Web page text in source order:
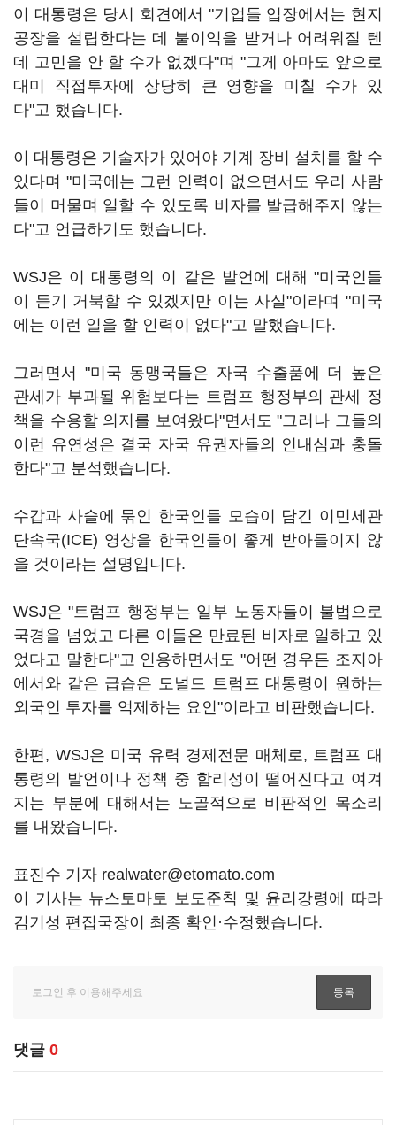
이 대통령은 당시 회견에서 "기업들 입장에서는 현지
공장을 설립한다는 데 불이익을 받거나 어려워질 텐
데 고민을 안 할 수가 없겠다"며 "그게 아마도 앞으로
대미 직접투자에 상당히 큰 영향을 미칠 수가 있
다"고 했습니다.
이 대통령은 기술자가 있어야 기계 장비 설치를 할 수
있다며 "미국에는 그런 인력이 없으면서도 우리 사람
들이 머물며 일할 수 있도록 비자를 발급해주지 않는
다"고 언급하기도 했습니다.
WSJ은 이 대통령의 이 같은 발언에 대해 "미국인들
이 듣기 거북할 수 있겠지만 이는 사실"이라며 "미국
에는 이런 일을 할 인력이 없다"고 말했습니다.
그러면서 "미국 동맹국들은 자국 수출품에 더 높은
관세가 부과될 위험보다는 트럼프 행정부의 관세 정
책을 수용할 의지를 보여왔다"면서도 "그러나 그들의
이런 유연성은 결국 자국 유권자들의 인내심과 충돌
한다"고 분석했습니다.
수갑과 사슬에 묶인 한국인들 모습이 담긴 이민세관
단속국(ICE) 영상을 한국인들이 좋게 받아들이지 않
을 것이라는 설명입니다.
WSJ은 "트럼프 행정부는 일부 노동자들이 불법으로
국경을 넘었고 다른 이들은 만료된 비자로 일하고 있
었다고 말한다"고 인용하면서도 "어떤 경우든 조지아
에서와 같은 급습은 도널드 트럼프 대통령이 원하는
외국인 투자를 억제하는 요인"이라고 비판했습니다.
한편, WSJ은 미국 유력 경제전문 매체로, 트럼프 대
통령의 발언이나 정책 중 합리성이 떨어진다고 여겨
지는 부분에 대해서는 노골적으로 비판적인 목소리
를 내왔습니다.
표진수 기자 realwater@etomato.com
이 기사는 뉴스토마토 보도준칙 및 윤리강령에 따라
김기성 편집국장이 최종 확인·수정했습니다.
댓글 0